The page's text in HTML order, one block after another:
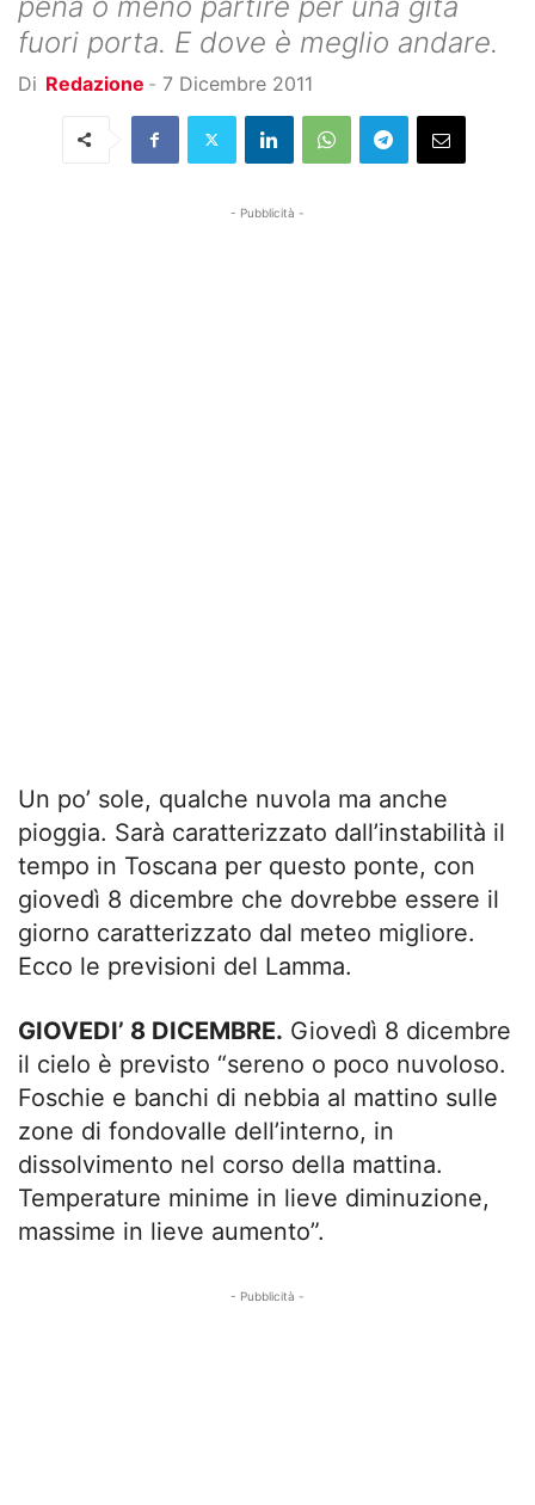
fuori porta. E dove è meglio andare.
Di Redazione - 7 Dicembre 2011
- Pubblicità -
Un po’ sole, qualche nuvola ma anche
pioggia. Sarà caratterizzato dall’instabilità il
tempo in Toscana per questo ponte, con
giovedì 8 dicembre che dovrebbe essere il
giorno caratterizzato dal meteo migliore.
Ecco le previsioni del Lamma.
GIOVEDI’ 8 DICEMBRE. Giovedì 8 dicembre
il cielo è previsto “sereno o poco nuvoloso.
Foschie e banchi di nebbia al mattino sulle
zone di fondovalle dell’interno, in
dissolvimento nel corso della mattina.
Temperature minime in lieve diminuzione,
massime in lieve aumento”.
- Pubblicità -